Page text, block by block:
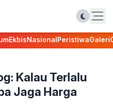
EkbisNasionalPeristiwaGaleri
Kalau Terlalu
Jaga Harga